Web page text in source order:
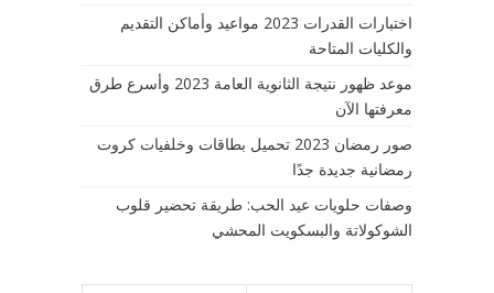
اختبارات القدرات 2023 مواعيد وأماكن التقديم
والكليات المتاحة
موعد ظهور نتيجة الثانوية العامة 2023 وأسرع طرق
معرفتها الآن
صور رمضان 2023 تحميل بطاقات وخلفيات كروت
رمضانية جديدة جدًا
وصفات حلويات عيد الحب: طريقة تحضير قلوب
الشوكولاتة والبسكويت المحشي